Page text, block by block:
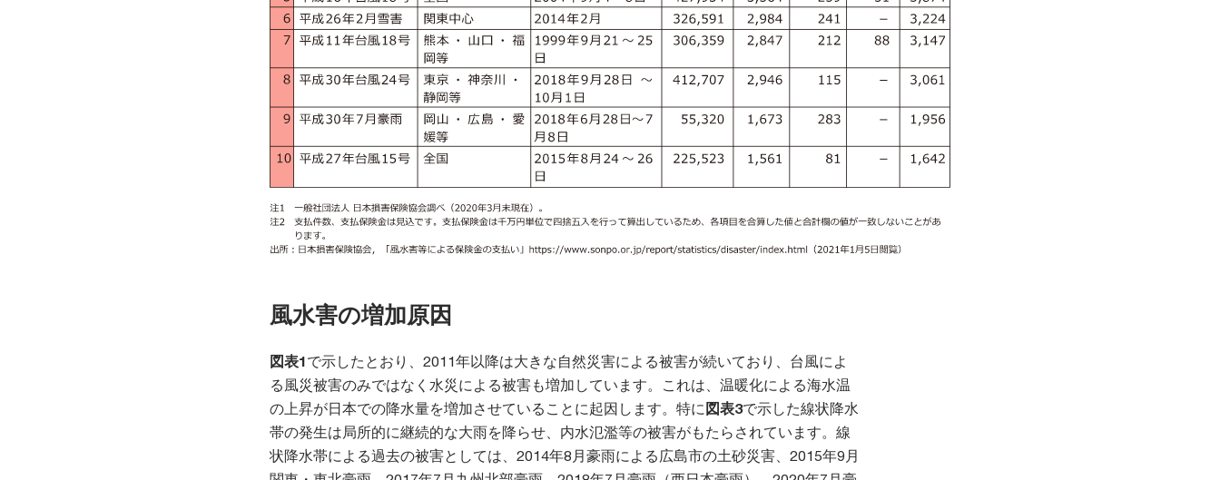
風水害の増加原因
図表1で示したとおり、2011年以降は大きな自然災害による被害が続いており、台風によ
る風災被害のみではなく水災による被害も増加しています。これは、温暖化による海水温
の上昇が日本での降水量を増加させていることに起因します。特に 図表3で示した線状降水
帯の発生は局所的に継続的な大雨を降らせ、内水氾濫等の被害がもたらされています。線
状降水帯による過去の被害としては、2014年8月豪雨による広島市の土砂災害、2015年9月